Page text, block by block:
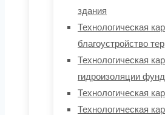
здания
Технологическая
благоустройство
Технологическая
гидроизоляции
Технологическая
Технологическая